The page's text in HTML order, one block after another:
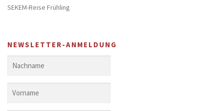
SEKEM-Reise Frühling
NEWSLETTER-ANMELDUNG